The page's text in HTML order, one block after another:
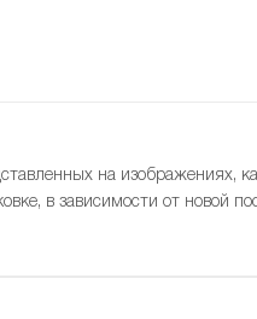
на изображениях,
в зависимости от новой